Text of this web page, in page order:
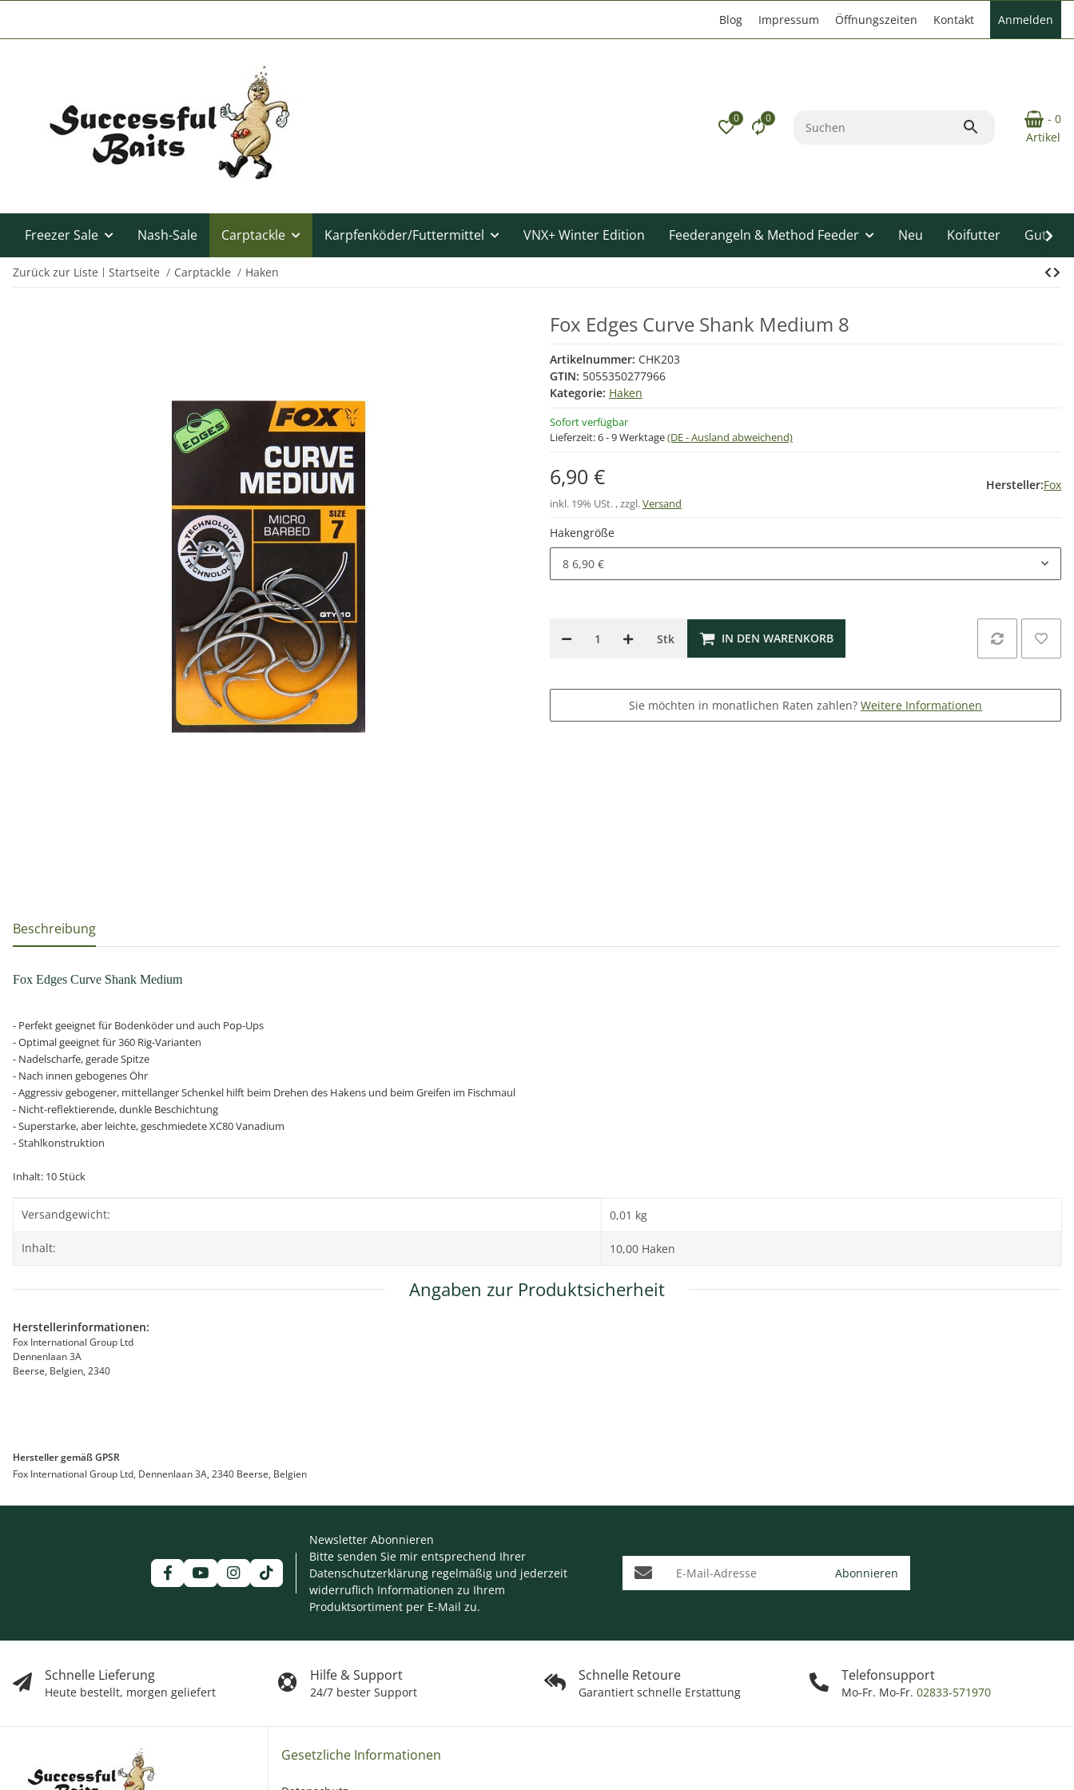
Blog Impressum Öffnungszeiten Kontakt Anmelden
0 0
- 0
Artikel
Freezer Sale Nash-Sale Carptackle Karpfenköder/Futtermittel VNX+ Winter Edition Feederangeln & Method Feeder Neu Koifutter
Zurück zur Liste Startseite Carptackle Haken
Fox Edges Curve Shank Medium 8
Artikelnummer: CHK203
GTIN: 5055350277966
Kategorie: Haken
Sofort verfügbar
Lieferzeit:6 - 9 Werktage(DE - Ausland abweichend)
6,90 €
inkl. 19% USt. , zzgl.Versand
Hersteller:Fox
Hakengröße
8 6,90 €
Stk IN DEN WARENKORB
Sie möchten in monatlichen Raten zahlen? Weitere Informationen
weitere Registerkarten anzeigen
Beschreibung
Fox Edges Curve Shank Medium
- Perfekt geeignet für Bodenköder und auch Pop-Ups
- Optimal geeignet für 360 Rig-Varianten
- Nadelscharfe, gerade Spitze
- Nach innen gebogenes Öhr
- Aggressiv gebogener, mittellanger Schenkel hilft beim Drehen des Hakens und beim Greifen im Fischmaul
- Nicht-reflektierende, dunkle Beschichtung
- Superstarke, aber leichte, geschmiedete XC80 Vanadium
- Stahlkonstruktion
Inhalt: 10 Stück
Produkteigenschaft
Wert
Versandgewicht: 0,01 kg
Inhalt: 10,00 Haken
Angaben zur Produktsicherheit
Herstellerinformationen:
Fox International Group Ltd
Dennenlaan 3A
Beerse, Belgien, 2340
Hersteller gemäß GPSR
Fox International Group Ltd, Dennenlaan 3A, 2340 Beerse, Belgien
Schnelle Lieferung
Heute bestellt, morgen geliefert
Hilfe & Support
24/7 bester Support
Schnelle Retoure
Garantiert schnelle Erstattung
Telefonsupport
Mo-Fr. Mo-Fr. 02833-571970
Newsletter Abonnieren
Bitte senden Sie mir entsprechend Ihrer
Datenschutzerklärung regelmäßig und jederzeit
widerruflich Informationen zu Ihrem
Produktsortiment per E-Mail zu.
E-Mail-Adresse Abonnieren
Gesetzliche Informationen